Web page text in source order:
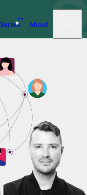
Series
14
About